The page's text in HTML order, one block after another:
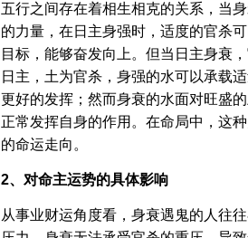
五行之间存在着相生相克的关系，当
的力量，在日主身强时，适度的官杀
目标，能够奋发向上。但当日主身衰
日主，土为官杀，身强的水可以承载
更好的发挥；然而身衰的水面对旺盛
正常发挥自身的作用。在命局中，这
的命运走向。
2、对命主运势的具体影响
从事业财运角度看，身衰遇鬼的人往